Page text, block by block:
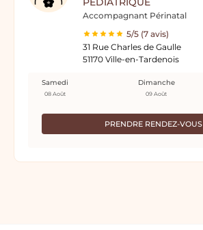
Accompagnant Périnatal
5/5 (7 avis)
31 Rue Charles de Gaulle
51170 Ville-en-Tardenois
PRENDRE RENDEZ-VOUS
Samedi
08 Août
Dimanche
09 Août